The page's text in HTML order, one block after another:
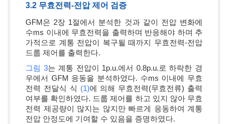
3.2 무효전력-전압 제어 검증
GFM은 2장 1절에서 분석한 것과 같이 전압 변화에
수ms 이내에 무효전력을 출력하며 반응해야 하며 추
가적으로 계통 전압이 복구될 때까지 무효전력-전압
드룹 제어를 출력한다.
그림 3는 계통 전압이 1p.u.에서 0.8p.u.로 하락한 경
우에서 GFM 응동을 분석하였다. 수ms 이내에 무효
전력 전달식 식 (1)에 의해 무효전력(무효전류) 출력
여부를 확인하였다. 드룹 제어를 하고 있지 않아 무효
전력 제공량이 많지는 않지만 빠르게 응동하여 계통
전압 안정도에 기여할 수 있음을 증명하였다.